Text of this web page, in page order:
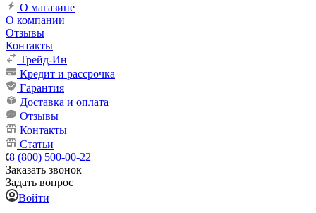
О магазине
О компании
Отзывы
Контакты
Трейд-Ин
Кредит и рассрочка
Гарантия
Доставка и оплата
Отзывы
Контакты
Статьи
8 (800) 500-00-22
Заказать звонок
Задать вопрос
Войти